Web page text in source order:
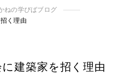
ねの学びばブログ
く理由
建築家を招く理由